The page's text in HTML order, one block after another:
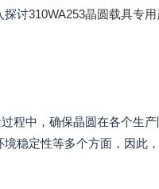
探讨310WA253晶圆载具专用
程中，确保晶圆在各个生
稳定性等多个方面，因此